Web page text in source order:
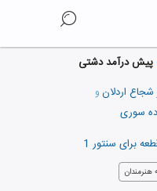
پیش درآمد دشتی
اردلان و
سوری